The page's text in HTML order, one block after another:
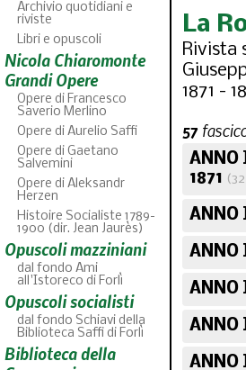
Archivio quotidiani e
riviste
Libri e opuscoli
Nicola Chiaromonte
Grandi Opere
Opere di Francesco
Saverio Merlino
Opere di Aurelio Saffi
Opere di Gaetano
Salvemini
Opere di Aleksandr
Herzen
Histoire Socialiste 1789-
1900 (dir. Jean Jaurès)
Opuscoli mazziniani
dal fondo Ami
all'Istoreco di Forlì
Opuscoli socialisti
dal fondo Schiavi della
Biblioteca Saffi di Forlì
Biblioteca della
La
Rivista
1871 -
57
1871
ANNO
ANNO
ANNO
ANNO
ANNO